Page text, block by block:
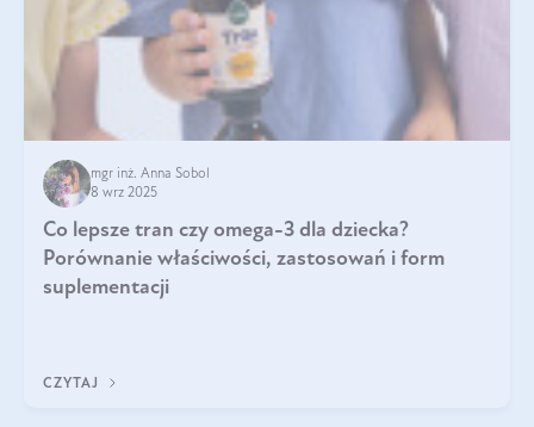
mgr inż. Anna Sobol
8 wrz 2025
Co lepsze tran czy omega-3 dla dziecka?
Porównanie właściwości, zastosowań i form
suplementacji
CZYTAJ